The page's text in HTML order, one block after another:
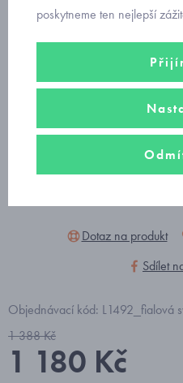
Dotaz na produkt
Sdílet
Objednávací kód: L1492_fialová
1 388 Kč
1 180 Kč
poskytneme ten nejlepší